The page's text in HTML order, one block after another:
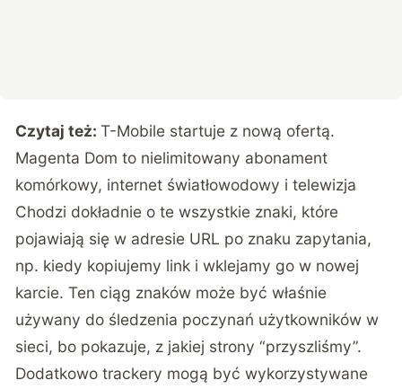
Czytaj też:T-Mobile startuje z nową ofertą.
Magenta Dom to nielimitowany abonament
komórkowy, internet światłowodowy i telewizja
Chodzi dokładnie o te wszystkie znaki, które
pojawiają się w adresie URL po znaku zapytania,
np. kiedy kopiujemy link i wklejamy go w nowej
karcie. Ten ciąg znaków może być właśnie
używany do śledzenia poczynań użytkowników w
sieci, bo pokazuje, z jakiej strony “przyszliśmy”.
Dodatkowo trackery mogą być wykorzystywane